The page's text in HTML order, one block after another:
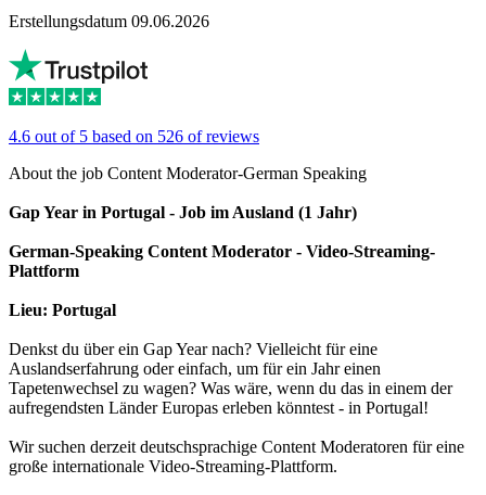
Erstellungsdatum 09.06.2026
4.6 out of 5 based on 526 of reviews
About the job Content Moderator-German Speaking
Gap Year in Portugal - Job im Ausland (1 Jahr)
German-Speaking Content Moderator - Video-Streaming-
Plattform
Lieu: Portugal
Denkst du über ein Gap Year nach? Vielleicht für eine
Auslandserfahrung oder einfach, um für ein Jahr einen
Tapetenwechsel zu wagen? Was wäre, wenn du das in einem der
aufregendsten Länder Europas erleben könntest - in Portugal!
Wir suchen derzeit deutschsprachige Content Moderatoren für eine
große internationale Video-Streaming-Plattform.